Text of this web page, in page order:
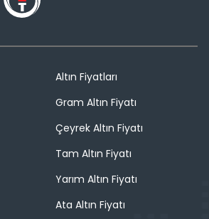
Altın Fiyatları
Gram Altın Fiyatı
Çeyrek Altın Fiyatı
Tam Altın Fiyatı
Yarım Altın Fiyatı
Ata Altın Fiyatı